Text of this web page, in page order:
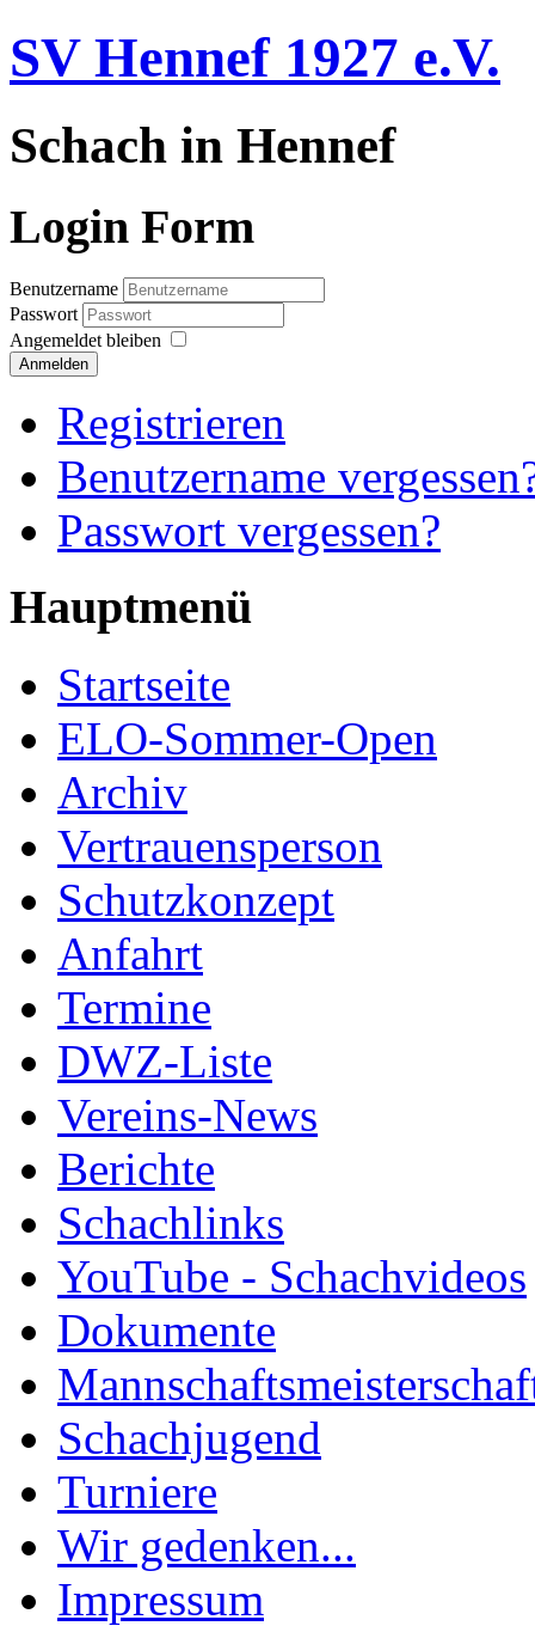
SV Hennef 1927 e.V.
Schach in Hennef
Login Form
Benutzername
Passwort
Angemeldet bleiben
Anmelden
Registrieren
Benutzername
Passwort vergessen?
Hauptmenü
Startseite
ELO-Sommer-Open
Archiv
Vertrauensperson
Schutzkonzept
Anfahrt
Termine
DWZ-Liste
Vereins-News
Berichte
Schachlinks
YouTube - Schachvideos
Dokumente
Schachjugend
Turniere
Wir gedenken...
Impressum